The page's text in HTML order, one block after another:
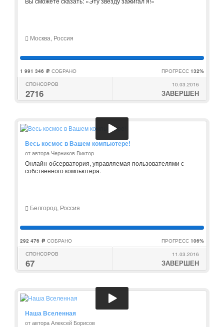
Москва, Россия
1 991 346 c СОБРАНО ПРОГРЕСС 132%
СПОНСОРОВ
2716
10.03.2016
ЗАВЕРШЕН
Весь космос в Вашем компьютере!
от автора Черников Виктор
Онлайн-обсерватория, управляемая пользователями с
собственного компьютера.
Белгород, Россия
292 476 c СОБРАНО ПРОГРЕСС 106%
СПОНСОРОВ
67
11.03.2016
ЗАВЕРШЕН
Наша Вселенная
от автора Алексей Борисов